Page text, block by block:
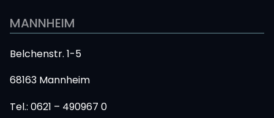
MANNHEIM
Belchenstr. 1-5
68163 Mannheim
Tel.: 0621 – 490967 0